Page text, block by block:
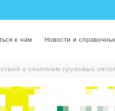
к нам Новости и
с участием грузовых